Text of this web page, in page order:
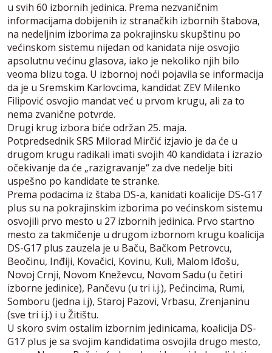
u svih 60 izbornih jedinica. Prema nezvaničnim
informacijama dobijenih iz stranačkih izbornih štabova,
na nedeljnim izborima za pokrajinsku skupštinu po
većinskom sistemu nijedan od kanidata nije osvojio
apsolutnu većinu glasova, iako je nekoliko njih bilo
veoma blizu toga. U izbornoj noći pojavila se informacija
da je u Sremskim Karlovcima, kandidat ZEV Milenko
Filipović osvojio mandat već u prvom krugu, ali za to
nema zvanične potvrde.
Drugi krug izbora biće održan 25. maja.
Potpredsednik SRS Milorad Mirčić izjavio je da će u
drugom krugu radikali imati svojih 40 kandidata i izrazio
očekivanje da će „razigravanje“ za dve nedelje biti
uspešno po kandidate te stranke.
Prema podacima iz štaba DS-a, kanidati koalicije DS-G17
plus su na pokrajinskim izborima po većinskom sistemu
osvojili prvo mesto u 27 izbornih jedinica. Prvo startno
mesto za takmičenje u drugom izbornom krugu koalicija
DS-G17 plus zauzela je u Baču, Bačkom Petrovcu,
Beočinu, Inđiji, Kovačici, Kovinu, Kuli, Malom Iđošu,
Novoj Crnji, Novom Kneževcu, Novom Sadu (u četiri
izborne jedinice), Pančevu (u tri i.j.), Pećincima, Rumi,
Somboru (jedna i.j), Staroj Pazovi, Vrbasu, Zrenjaninu
(sve tri i.j.) i u Žitištu.
U skoro svim ostalim izbornim jedinicama, koalicija DS-
G17 plus je sa svojim kandidatima osvojila drugo mesto,